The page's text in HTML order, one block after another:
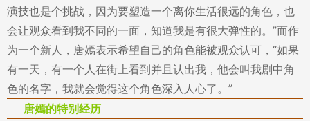
演技也是个挑战，因为要塑造一个离你生活很远的角色，也
会让观众看到我不同的一面，知道我是有很大弹性的。”而作
为一个新人，唐嫣表示希望自己的角色能被观众认可，“如果
有一天，有一个人在街上看到并且认出我，他会叫我剧中角
色的名字，我就会觉得这个角色深入人心了。”
唐嫣的特别经历